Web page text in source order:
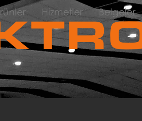
Hizmetler Belgeler